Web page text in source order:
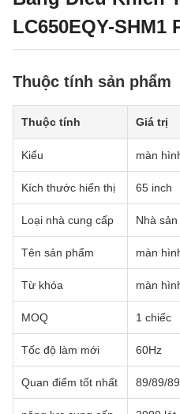
LC650EQY-SHM1
Thuộc tính sản phẩm
Thuộc tính Giá trị
Kiểu màn
Kích thước hiển thị 65 inch
Loại nhà cung cấp Nhà
Tên sản phẩm màn
Từ khóa màn
MOQ 1 chiếc
Tốc độ làm mới 60Hz
Quan điểm tốt nhất 89/89/